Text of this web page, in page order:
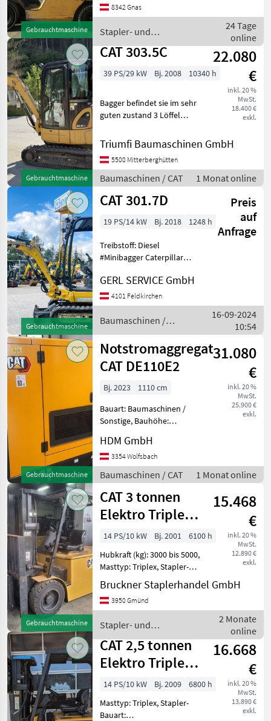
Gebrauchtmaschine
2500kg, Hubhöhe: 5600mm,
Bereifung
8342 Gnas
Stapler- und
Lagertechnik / CAT
24 Tage
online
Gebrauchtmaschine
CAT 303.5C
22.080
€
inkl. 20 %
MwSt.
18.400 €
exkl.
39 PS/29 kW Bj. 2008 10340 h
Bagger befindet sie im sehr
guten zustand 3 Löffel
Triumfi Baumaschinen GmbH
5500 Mitterberghütten
Baumaschinen / CAT 1 Monat online
Gebrauchtmaschine
CAT 301.7D
Preis
auf
Anfrage
19 PS/14 kW Bj. 2018 1248 h
Treibstoff: Diesel
#Minibagger Caterpillar
S/N.................Cat3017DVLJH06158
Stundenzähler.......1248
Motor...............13,
GERL SERVICE GmbH
4101 Feldkirchen
Baumaschinen /
CAT
16-09-2024
10:54
Gebrauchtmaschine
Notstromaggregat
CAT DE110E2
31.080
€
inkl. 20 %
MwSt.
25.900 €
exkl.
Bj. 2023
1110 cm
Bauart: Baumaschinen /
Sonstige, Bauhöhe:
CAT DE110E2 ist ein
Notstromaggregat für
Baustellen, Industrie und
Veranstaltungen. Mit dem
wirt
HDM GmbH
3354 Wolfsbach
Baumaschinen / CAT 1 Monat online
Gebrauchtmaschine
CAT 3 tonnen
Elektro Triplex&
Seitenschieber,
Zi
15.468
€
inkl. 20 %
MwSt.
12.890 €
exkl.
14 PS/10 kW Bj. 2001
6100 h
Hubkraft (kg): 3000 bis 5000,
Masttyp: Triplex, Stapler-
Bauart:
Frontstapler/Gabelstapler,
Kabine, Klimaanlage,
Baujahr: 2001
Betriebsstunden: 6100
Bruckner Staplerhandel GmbH
3950 Gmünd
Stapler- und
Lagertechnik / CAT
2 Monate
online
CAT 2,5 tonnen
Elektro Triplex&
Seitenschieber,
16.668
€
inkl. 20 %
MwSt.
13.890 €
exkl.
14 PS/10 kW Bj. 2009
6800 h
Masttyp: Triplex, Stapler-
Bauart: